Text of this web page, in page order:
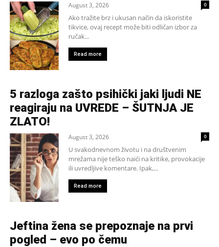
August 3, 2026 0
Ako tražite brz i ukusan način da iskoristite
tikvice, ovaj recept može biti odličan izbor za
ručak...
Read more
5 razloga zašto psihički jaki ljudi NE
reagiraju na UVREDE – ŠUTNJA JE
ZLATO!
August 3, 2026 0
U svakodnevnom životu i na društvenim
mrežama nije teško naići na kritike, provokacije
ili uvredljive komentare. Ipak,...
Read more
Jeftina žena se prepoznaje na prvi
pogled – evo po čemu